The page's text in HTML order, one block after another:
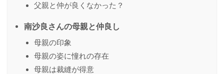
父親と仲が良くなかった？
南沙良さんの母親と仲良し
母親の印象
母親の姿に憧れの存在
母親は裁縫が得意